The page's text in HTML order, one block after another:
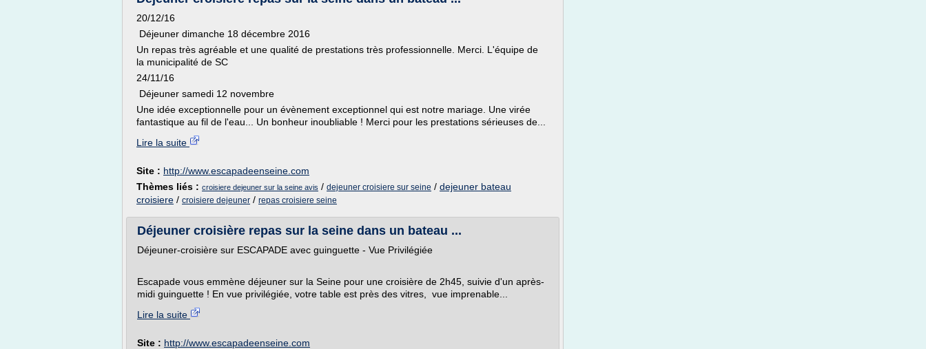
20/12/16
Déjeuner dimanche 18 décembre 2016
Un repas très agréable et une qualité de prestations très professionnelle. Merci. L'équipe de
la municipalité de SC
24/11/16
Déjeuner samedi 12 novembre
Une idée exceptionnelle pour un évènement exceptionnel qui est notre mariage. Une virée
fantastique au fil de l'eau... Un bonheur inoubliable ! Merci pour les prestations sérieuses de...
Lire la suite
Site : http://www.escapadeenseine.com
Thèmes liés : croisiere dejeuner sur la seine avis / dejeuner croisiere sur seine / dejeuner bateau
croisiere / croisiere dejeuner / repas croisiere seine
Déjeuner croisière repas sur la seine dans un bateau ...
Déjeuner-croisière sur ESCAPADE avec guinguette - Vue Privilégiée
Escapade vous emmène déjeuner sur la Seine pour une croisière de 2h45, suivie d'un après-
midi guinguette ! En vue privilégiée, votre table est près des vitres, vue imprenable...
Lire la suite
Site : http://www.escapadeenseine.com